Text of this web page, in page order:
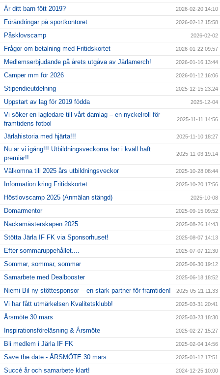
Är ditt barn fött 2019? 2026-02-20 14:10
Förändringar på sportkontoret 2026-02-12 15:58
Påsklovscamp 2026-02-02
Frågor om betalning med Fritidskortet 2026-01-22 09:57
Medlemserbjudande på årets utgåva av Järlamerch! 2026-01-16 13:44
Camper mm för 2026 2026-01-12 16:06
Stipendieutdelning 2025-12-15 23:24
Uppstart av lag för 2019 födda 2025-12-04
Vi söker en lagledare till vårt damlag – en nyckelroll för
framtidens fotbol
2025-11-11 14:56
Järlahistoria med hjärta!!! 2025-11-10 18:27
Nu är vi igång!!! Utbildningsveckorna har i kväll haft
premiär!!
2025-11-03 19:14
Välkomna till 2025 års utbildningsveckor 2025-10-28 08:44
Information kring Fritidskortet 2025-10-20 17:56
Höstlovscamp 2025 (Anmälan stängd) 2025-10-08
Domarmentor 2025-09-15 09:52
Nackamästerskapen 2025 2025-08-26 14:43
Stötta Järla IF FK via Sponsorhuset! 2025-08-07 14:13
Efter sommaruppehållet.... 2025-07-07 12:30
Sommar, sommar, sommar 2025-06-30 19:12
Samarbete med Dealbooster 2025-06-18 18:52
Niemi Bil ny stöttesponsor – en stark partner för framtiden! 2025-05-21 11:33
Vi har fått utmärkelsen Kvalitetsklubb! 2025-03-31 20:41
Årsmöte 30 mars 2025-03-23 18:30
Inspirationsföreläsning & Årsmöte 2025-02-27 15:27
Bli medlem i Järla IF FK 2025-02-04 14:56
Save the date - ÅRSMÖTE 30 mars 2025-01-12 17:51
Succé år och samarbete klart! 2024-12-25 10:00